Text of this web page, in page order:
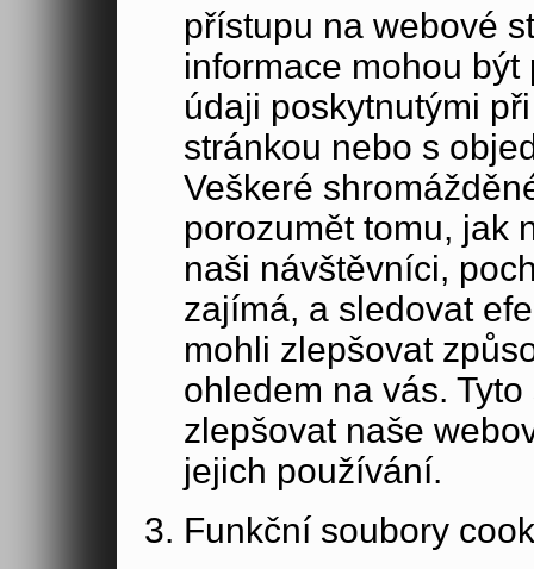
přístupu na webové
informace mohou
údaji poskytnutými
stránkou nebo s
Veškeré
porozumět tomu, jak
naši návštěvníci,
zajímá, a sledovat
mohli zlepšovat
ohledem na vás.
zlepšovat naše
jejich používání.
Funkční soubory